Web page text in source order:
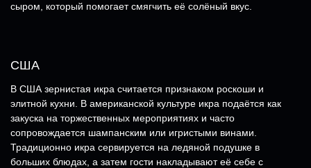
сыром, который помогает смягчить её солёный вкус.
США
В США зернистая икра считается признаком роскоши и
элитной кухни. В американской культуре икра подаётся как
закуска на торжественных мероприятиях и часто
сопровождается шампанским или игристыми винами.
Традиционно икра сервируется на ледяной подушке в
больших блюдах, а затем гости накладывают её себе с